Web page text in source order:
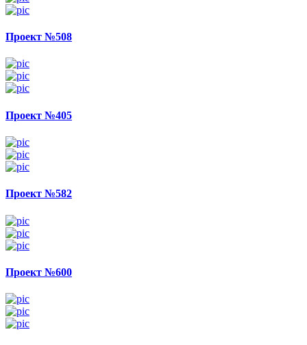
Проект №508
Проект №405
Проект №582
Проект №600